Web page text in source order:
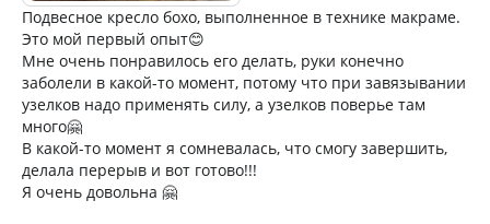
Подвесное кресло бохо, выполненное в технике макраме.
Это мой первый опыт😊
Мне очень понравилось его делать, руки конечно
заболели в какой-то момент, потому что при завязывании
узелков надо применять силу, а узелков поверье там
много🤗
В какой-то момент я сомневалась, что смогу завершить,
делала перерыв и вот готово!!!
Я очень довольна 🤗